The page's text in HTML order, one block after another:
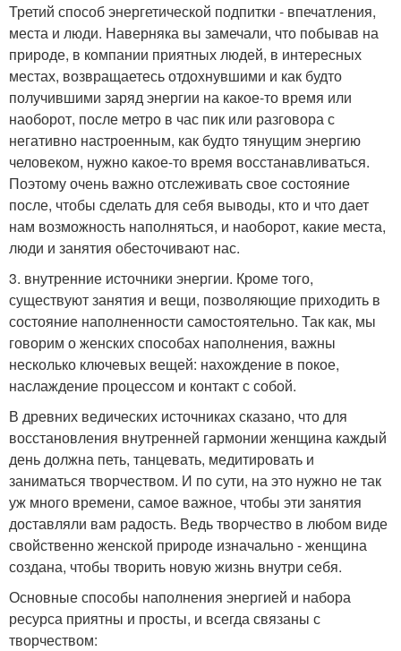
Третий способ энергетической подпитки - впечатления,
места и люди. Наверняка вы замечали, что побывав на
природе, в компании приятных людей, в интересных
местах, возвращаетесь отдохнувшими и как будто
получившими заряд энергии на какое-то время или
наоборот, после метро в час пик или разговора с
негативно настроенным, как будто тянущим энергию
человеком, нужно какое-то время восстанавливаться.
Поэтому очень важно отслеживать свое состояние
после, чтобы сделать для себя выводы, кто и что дает
нам возможность наполняться, и наоборот, какие места,
люди и занятия обесточивают нас.
3. внутренние источники энергии. Кроме того,
существуют занятия и вещи, позволяющие приходить в
состояние наполненности самостоятельно. Так как, мы
говорим о женских способах наполнения, важны
несколько ключевых вещей: нахождение в покое,
наслаждение процессом и контакт с собой.
В древних ведических источниках сказано, что для
восстановления внутренней гармонии женщина каждый
день должна петь, танцевать, медитировать и
заниматься творчеством. И по сути, на это нужно не так
уж много времени, самое важное, чтобы эти занятия
доставляли вам радость. Ведь творчество в любом виде
свойственно женской природе изначально - женщина
создана, чтобы творить новую жизнь внутри себя.
Основные способы наполнения энергией и набора
ресурса приятны и просты, и всегда связаны с
творчеством: